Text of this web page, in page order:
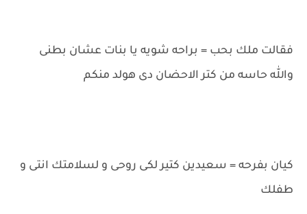
فقالت ملك بحب = براحه شويه يا بنات عشان بطنى
والله حاسه من كتر الاحضان دى هولد منكم
كيان بفرحه = سعيدين كتير لكى روحى و لسلامتك انتى و
طفلك